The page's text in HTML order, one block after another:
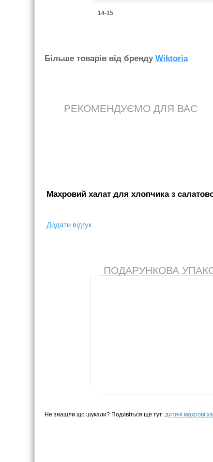
14-15
Бiльше товарiв вiд бренду Wiktoria
РЕКОМЕНДУЄМО ДЛЯ ВАС
Махровий халат для хлопчика з
Додати вiдгук
ПОДАРУНКОВА
Не знашли що шукали? Подивіться ще тут: дитячі махрові